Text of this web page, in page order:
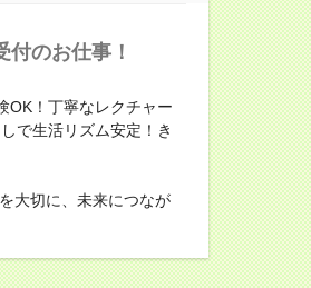
のお仕事！
OK！丁寧なレクチャー
で生活リズム安定！き
大切に、未来につなが